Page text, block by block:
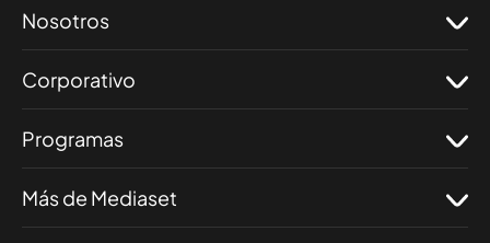
Nosotros
Corporativo
Programas
Más de Mediaset